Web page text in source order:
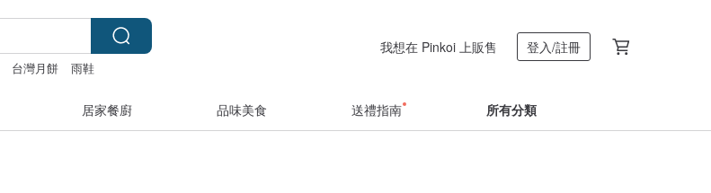
台灣月餅 雨鞋
我想在 Pinkoi 上販售 登入/註冊
居家餐廚 品味美食 送禮指南 所有分類